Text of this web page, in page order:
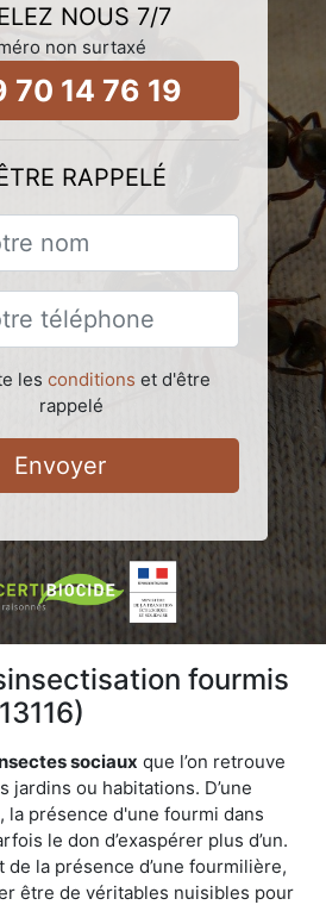
NOUS 7/7
non surtaxé
70 14 76 19
RAPPELÉ
les conditions et d'être
rappelé
Envoyer
fourmis
sociaux que l’on retrouve
jardins ou habitations. D’une
la présence d'une fourmi dans
le don d’exaspérer plus d’un.
la présence d’une fourmilière,
être de véritables nuisibles pour